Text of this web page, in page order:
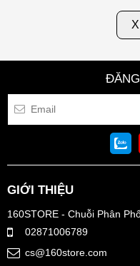
GIỚI THIỆU
160STORE - Chuỗi Phân
02871006789
cs@160store.com